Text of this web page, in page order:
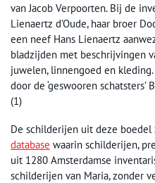
van Jacob Verpoorten. Bij de
Lienaertz d’Oude, haar broer
een neef Hans Lienaertz
bladzijden met beschrijvingen
juwelen, linnengoed en
door de ‘geswooren schatsters’
(1)
De schilderijen uit deze
database waarin schilderijen,
uit 1280 Amsterdamse
schilderijen van Maria, zonder